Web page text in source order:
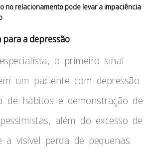
no relacionamento pode levar a impaciência
para a depressão
o primeiro sinal
um paciente com depressão
de hábitos e demonstração de
além do excesso de
a visível perda de pequenas